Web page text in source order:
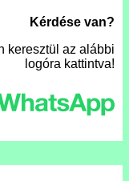
Kérdése van?
keresztül az alábbi
logóra kattintva!